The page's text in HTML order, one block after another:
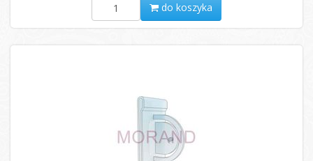
do koszyka